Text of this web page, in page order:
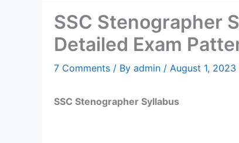
SSC Stenographer
Detailed Exam
7 Comments / By admin / August 1, 2023
SSC Stenographer Syllabus